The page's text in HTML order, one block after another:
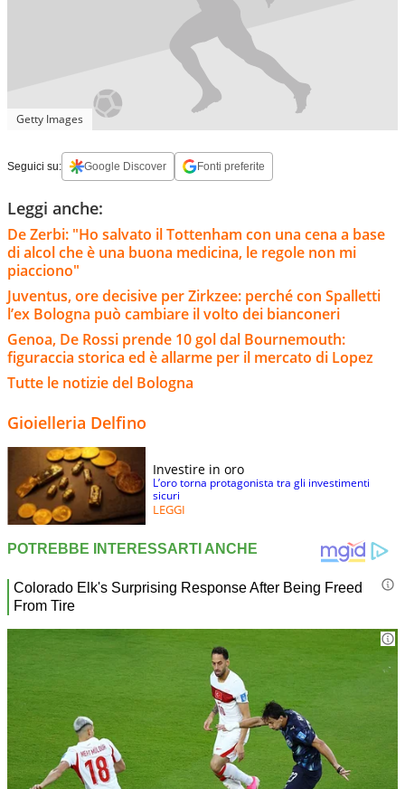
Getty Images
Seguici su: Google Discover Fonti preferite
Leggi anche:
De Zerbi: "Ho salvato il Tottenham con una cena a base
di alcol che è una buona medicina, le regole non mi
piacciono"
Juventus, ore decisive per Zirkzee: perché con Spalletti
l’ex Bologna può cambiare il volto dei bianconeri
Genoa, De Rossi prende 10 gol dal Bournemouth:
figuraccia storica ed è allarme per il mercato di Lopez
Tutte le notizie del Bologna
Gioielleria Delfino
Investire in oro
L’oro torna protagonista tra gli investimenti
sicuri
LEGGI